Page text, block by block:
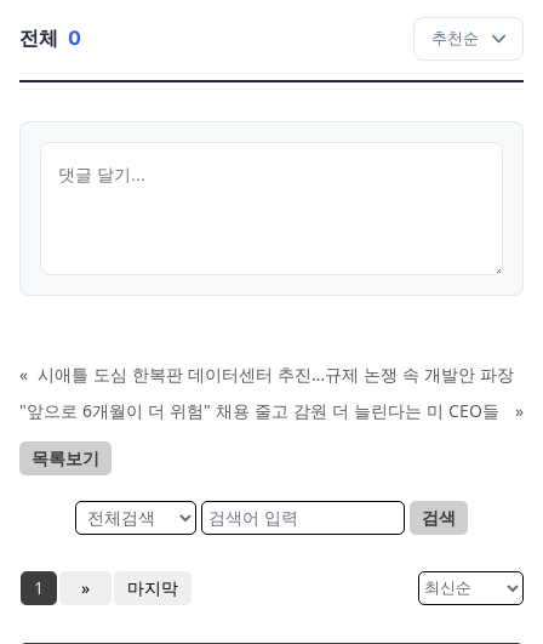
전체 0
« 시애틀 도심 한복판 데이터센터 추진…규제 논쟁 속 개발안 파장
"앞으로 6개월이 더 위험" 채용 줄고 감원 더 늘린다는 미 CEO들
»
목록보기
검색
1 » 마지막